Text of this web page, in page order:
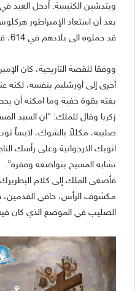
وبتدشين الكنيسة. أُدخل العيد
بعد أن استعاد الإمبراطور
قد حملوه الى بلادهم في 614، قبل 15 عاما.
ووفقا للقصة التاريخية، كان
أخرى إلى أورشليم بنفسه،
بغته بقوة خفية وما امكنه أن
زكريا وقال للملك: “ان السيد
صليبه، مكللاً بالشوك، لابساً
اثوبك الارجوانية وعلى رأسك
تشابه المسيح بتواضعه وفقره”.
فأصغى الملك إلى كلام
مكشوف الرأس، حافي القدمين،
الصليب في الموضع الذي كان